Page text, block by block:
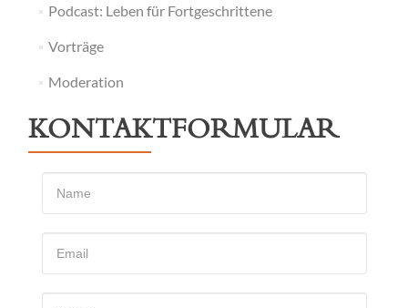
Podcast: Leben für Fortgeschrittene
Vorträge
Moderation
KONTAKTFORMULAR